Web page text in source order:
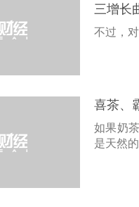
三增长
不过，
喜茶、
如果奶
是天然的